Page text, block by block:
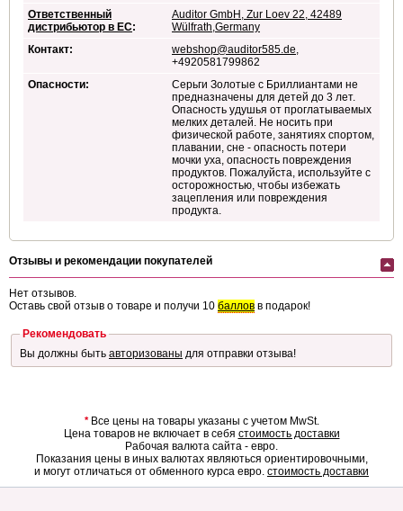
Ответственный
дистрибьютор в ЕС:
Auditor GmbH, Zur Loev 22, 42489
Wülfrath,Germany
Контакт:
webshop@auditor585.de,
+4920581799862
Опасности:
Серьги Золотые с Бриллиантами не
предназначены для детей до 3 лет.
Опасность удушья от проглатываемых
мелких деталей. Не носить при
физической работе, занятиях спортом,
плавании, сне - опасность потери
мочки уха, опасность повреждения
продуктов. Пожалуйста, используйте с
осторожностью, чтобы избежать
зацепления или повреждения
продукта.
Отзывы и рекомендации покупателей
Нет отзывов.
Оставь свой отзыв о товаре и получи 10 баллов в подарок!
Рекомендовать
Вы должны быть авторизованы для отправки отзыва!
*Все цены на товары указаны с учетом MwSt.
Цена товаров не включает в себя стоимость доставки
Рабочая валюта сайта - евро.
Показания цены в иных валютах являються ориентировочными,
и могут отличаться от обменного курса евро. стоимость доставки